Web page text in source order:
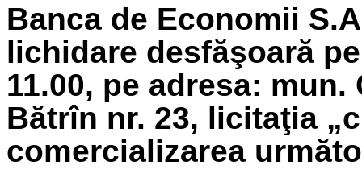
Banca de Economii
lichidare desfăşoară
11.00, pe adresa:
Bătrîn nr. 23, licitaţia
comercializarea